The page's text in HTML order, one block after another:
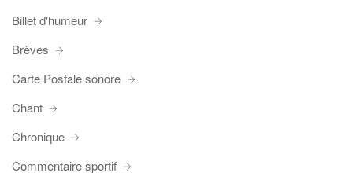
Billet d'humeur
Brèves
Carte Postale sonore
Chant
Chronique
Commentaire sportif